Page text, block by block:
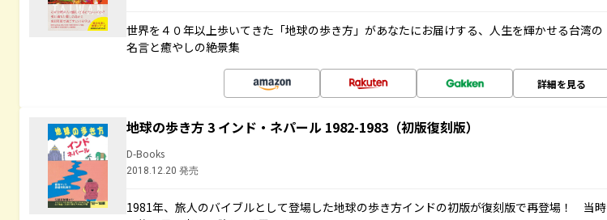
世界を４０年以上歩いてきた「地球の歩き方」があなたにお届けする、人生を輝かせる台湾の
名言と癒やしの絶景集
詳細を見る
地球の歩き方 3 インド・ネパール 1982-1983（初版復刻版）
D-Books
2018.12.20 発売
1981年、旅人のバイブルとして登場した地球の歩き方インドの初版が復刻版で再登場！ 当時